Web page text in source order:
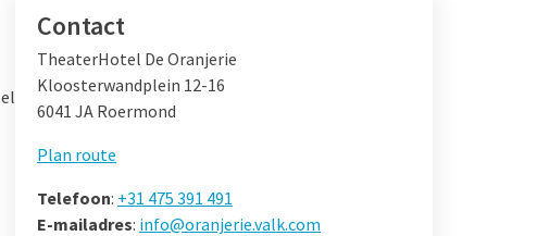
Contact
TheaterHotel De Oranjerie
Kloosterwandplein 12-16
6041 JA Roermond
Plan route
Telefoon: +31 475 391 491
E-mailadres: info@oranjerie.valk.com